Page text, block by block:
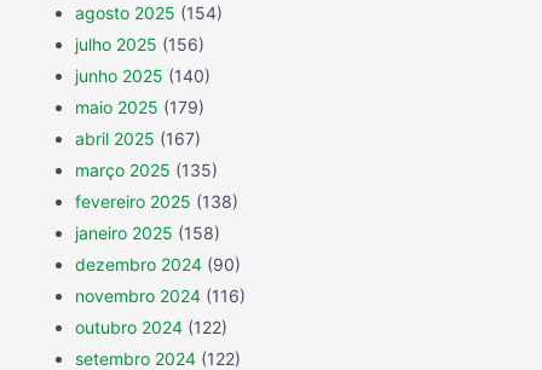
agosto 2025 (154)
julho 2025 (156)
junho 2025 (140)
maio 2025 (179)
abril 2025 (167)
março 2025 (135)
fevereiro 2025 (138)
janeiro 2025 (158)
dezembro 2024 (90)
novembro 2024 (116)
outubro 2024 (122)
setembro 2024 (122)